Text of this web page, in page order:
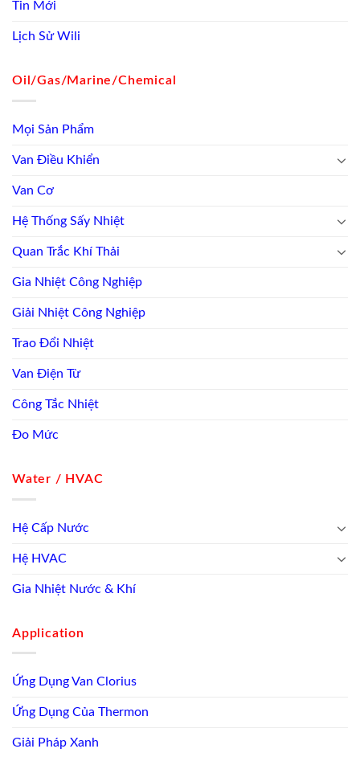
Tin Mới
Lịch Sử Wili
Oil/Gas/Marine/Chemical
Mọi Sản Phẩm
Van Điều Khiển
Van Cơ
Hệ Thống Sấy Nhiệt
Quan Trắc Khí Thải
Gia Nhiệt Công Nghiệp
Giải Nhiệt Công Nghiệp
Trao Đổi Nhiệt
Van Điện Từ
Công Tắc Nhiệt
Đo Mức
Water / HVAC
Hệ Cấp Nước
Hệ HVAC
Gia Nhiệt Nước & Khí
Application
Ứng Dụng Van Clorius
Ứng Dụng Của Thermon
Giải Pháp Xanh